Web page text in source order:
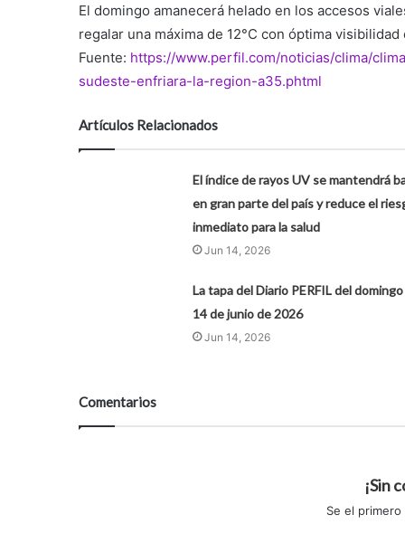
El domingo amanecerá helado en los accesos
regalar una máxima de 12°C con óptima visibilidad
Fuente: https://www.perfil.com/noticias/clima/
sudeste-enfriara-la-region-a35.phtml
Artículos Relacionados
El índice de rayos UV se mantendrá
en gran parte del país y reduce el
inmediato para la salud
Jun 14, 2026
La tapa del Diario PERFIL del domingo
14 de junio de 2026
Jun 14, 2026
Comentarios
¡Sin
Se el